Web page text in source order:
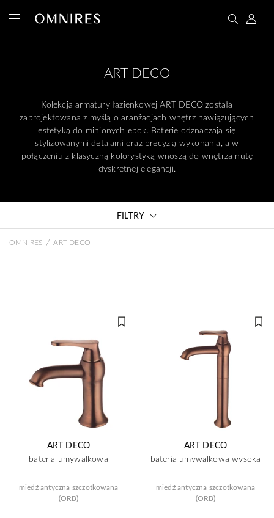
ART DECO
Kolekcja armatury łazienkowej ART DECO została
zaprojektowana z myślą o aranżacjach wnętrz nawiązujących
estetyką do minionych epok. Baterie odznaczają się
stylizowanymi detalami oraz precyzją wykonania, a w
połączeniu z klasyczną kolorystyką wnoszą do wnętrza nutę
dyskretnej elegancji.
FILTRY
OMNIRES / ART DECO
ART DECO
bateria umywalkowa
miedź antyczna szczotkowana
(ORB)
ART DECO
bateria umywalkowa wysoka
miedź antyczna szczotkowana
(ORB)